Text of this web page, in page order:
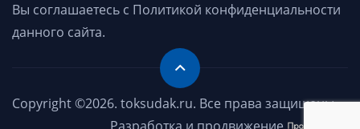
Вы соглашаетесь с Политикой конфиденциальности
данного сайта.
Copyright ©2026. toksudak.ru. Все права защищены.